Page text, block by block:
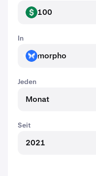
USD 100
In
MORPHOmorpho
Jeden
Monat
Seit
2021